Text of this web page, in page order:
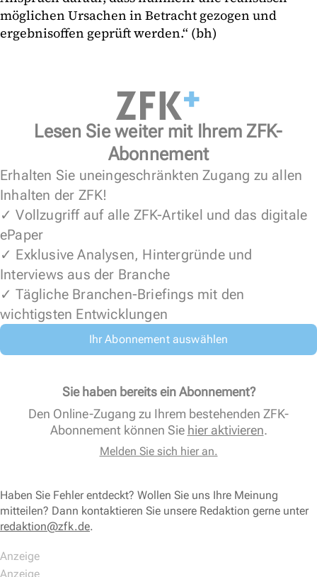
möglichen Ursachen in Betracht gezogen und
ergebnisoffen geprüft werden.“ (bh)
Lesen Sie weiter mit Ihrem ZFK-
Abonnement
Erhalten Sie uneingeschränkten Zugang zu allen
Inhalten der ZFK!
✓ Vollzugriff auf alle ZFK-Artikel und das digitale
ePaper
✓ Exklusive Analysen, Hintergründe und
Interviews aus der Branche
✓ Tägliche Branchen-Briefings mit den
wichtigsten Entwicklungen
Ihr Abonnement auswählen
Sie haben bereits ein Abonnement?
Den Online-Zugang zu Ihrem bestehenden ZFK-
Abonnement können Sie hier aktivieren.
Melden Sie sich hier an.
Haben Sie Fehler entdeckt? Wollen Sie uns Ihre Meinung
mitteilen? Dann kontaktieren Sie unsere Redaktion gerne unter
redaktion@zfk.de.